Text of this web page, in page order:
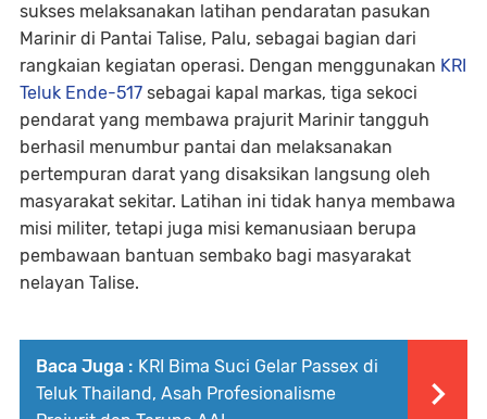
sukses melaksanakan latihan pendaratan pasukan
Marinir di Pantai Talise, Palu, sebagai bagian dari
rangkaian kegiatan operasi. Dengan menggunakan KRI
Teluk Ende-517 sebagai kapal markas, tiga sekoci
pendarat yang membawa prajurit Marinir tangguh
berhasil menumbur pantai dan melaksanakan
pertempuran darat yang disaksikan langsung oleh
masyarakat sekitar. Latihan ini tidak hanya membawa
misi militer, tetapi juga misi kemanusiaan berupa
pembawaan bantuan sembako bagi masyarakat
nelayan Talise.
Baca Juga : KRI Bima Suci Gelar Passex di
Teluk Thailand, Asah Profesionalisme